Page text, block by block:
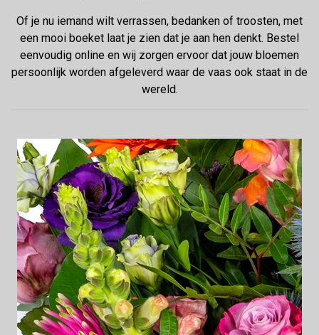
Of je nu iemand wilt verrassen, bedanken of troosten, met
een mooi boeket laat je zien dat je aan hen denkt. Bestel
eenvoudig online en wij zorgen ervoor dat jouw bloemen
persoonlijk worden afgeleverd waar de vaas ook staat in de
wereld.